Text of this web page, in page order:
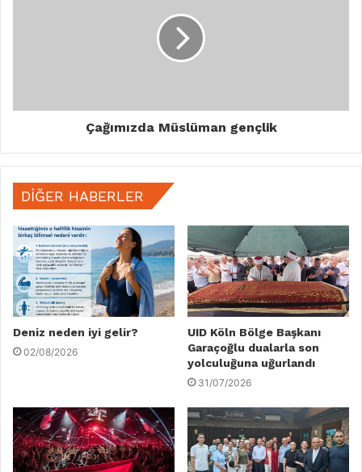
Çağımızda Müslüman gençlik
DIĞER HABERLER
Deniz neden iyi gelir?
02/08/2026
UID Köln Bölge Başkanı
Garaçoğlu dualarla son
yolculuğuna uğurlandı
31/07/2026